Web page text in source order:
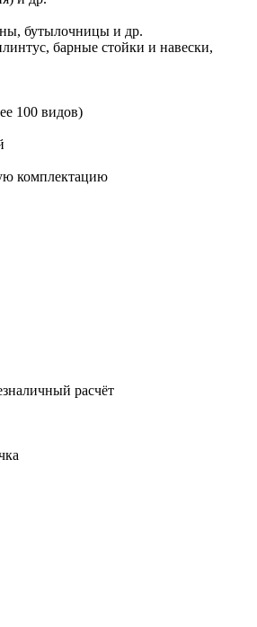
бутылочницы и др.
барные стойки и навески,
100 видов)
комплектацию
расчёт